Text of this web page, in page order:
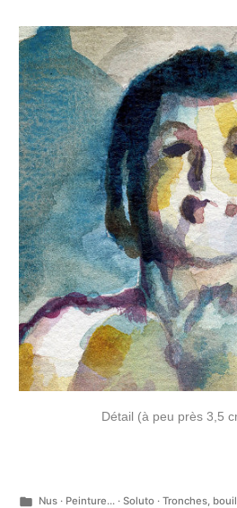
Détail (à peu près 3,5
Publié
Nus· Peinture... · Soluto· Tronches,